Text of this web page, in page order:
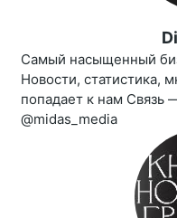
Самый насыщенный
Новости, статистика,
попадает к нам
@midas_media